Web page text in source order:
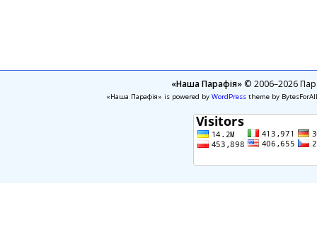
«Наша Парафія»© 2006–2026
«Наша Парафія» is powered by WordPresstheme by